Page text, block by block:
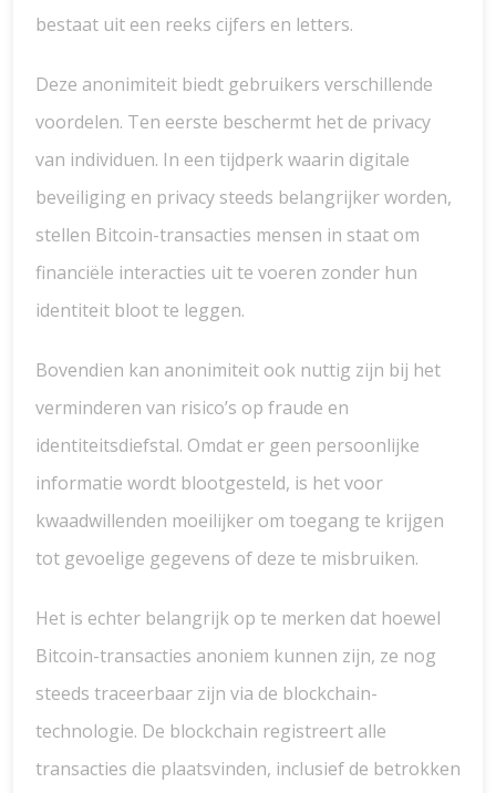
bestaat uit een reeks cijfers en letters.
Deze anonimiteit biedt gebruikers verschillende
voordelen. Ten eerste beschermt het de privacy
van individuen. In een tijdperk waarin digitale
beveiliging en privacy steeds belangrijker worden,
stellen Bitcoin-transacties mensen in staat om
financiële interacties uit te voeren zonder hun
identiteit bloot te leggen.
Bovendien kan anonimiteit ook nuttig zijn bij het
verminderen van risico’s op fraude en
identiteitsdiefstal. Omdat er geen persoonlijke
informatie wordt blootgesteld, is het voor
kwaadwillenden moeilijker om toegang te krijgen
tot gevoelige gegevens of deze te misbruiken.
Het is echter belangrijk op te merken dat hoewel
Bitcoin-transacties anoniem kunnen zijn, ze nog
steeds traceerbaar zijn via de blockchain-
technologie. De blockchain registreert alle
transacties die plaatsvinden, inclusief de betrokken